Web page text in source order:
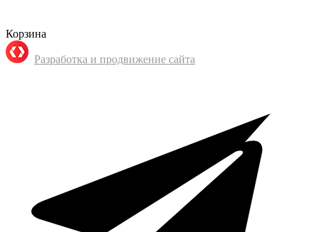
Корзина
Разработка и продвижение сайта